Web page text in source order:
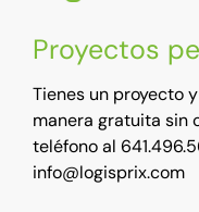
Proyectos
Tienes un proyecto
manera gratuita sin
teléfono al
info@logisprix.com